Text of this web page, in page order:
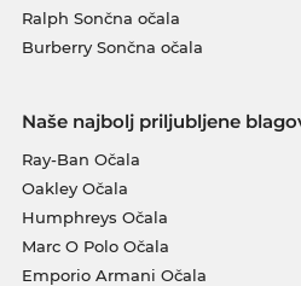
Ralph Sončna očala
Burberry Sončna očala
Naše najbolj priljubljene
Ray-Ban Očala
Oakley Očala
Humphreys Očala
Marc O Polo Očala
Emporio Armani Očala